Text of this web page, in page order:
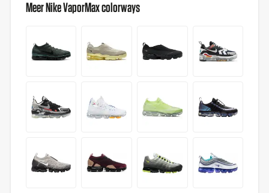
Meer Nike VaporMax colorways